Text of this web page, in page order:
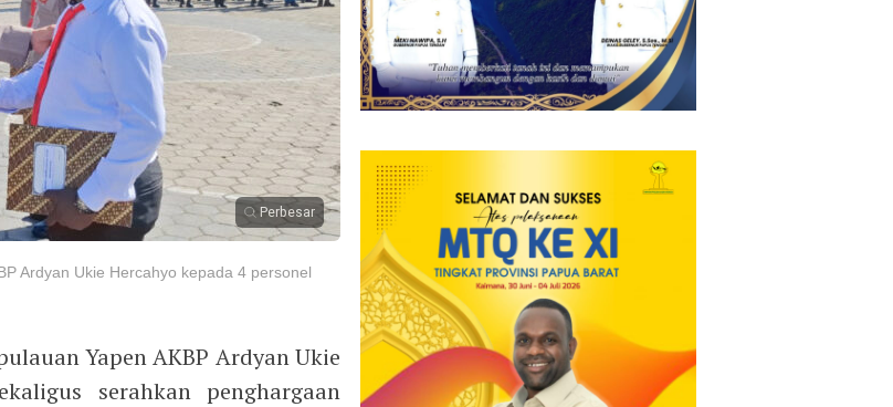
Perbesar
Ardyan Ukie Hercahyo kepada 4 personel
Yapen AKBP Ardyan Ukie
serahkan penghargaan